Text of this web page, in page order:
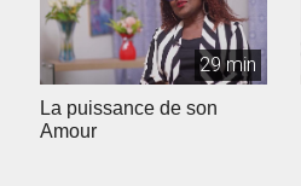
29 min
La puissance de son
Amour